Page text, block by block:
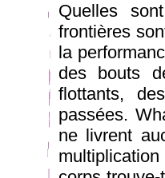
Quelles
frontières
la
des bouts
flottants,
passées.
ne livrent